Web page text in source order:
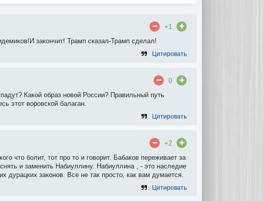
+1
закончит! Трамп сказал-Трамп сделал!
Цитировать
0
Какой образ новой России? Правильный путь
этот воровской балаган.
Цитировать
+2
что болит, тот про то и говорит. Бабаков переживает за
и заменить Набиуллину. Набиуллина , - это наследие
дурацких законов. Все не так просто, как вам думается.
Цитировать